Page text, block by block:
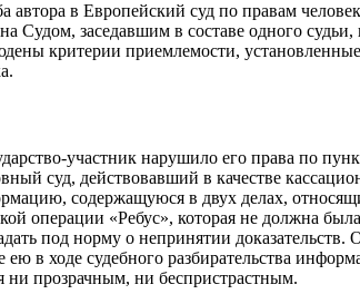
автора в Европейский суд по правам
Судом, заседавшим в составе одного
критерии приемлемости,
участник нарушило его права по
суд, действовавший в качестве
содержащуюся в двух делах,
операции «Ребус», которая не должна была
под норму о непринятии
в ходе судебного разбирательства
ни прозрачным, ни беспристрастным.